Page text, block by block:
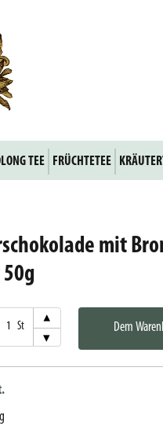
TEE FRÜCHTETEE
mit
St
▾
▾
Dem